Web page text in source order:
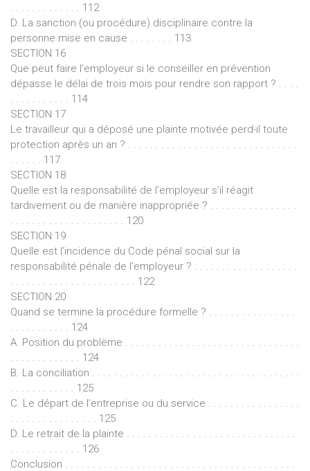
. . . . . . . . . . . . . 112
D. La sanction (ou procédure) disciplinaire contre la
personne mise en cause . . . . . . . . 113
SECTION 16
Que peut faire l’employeur si le conseiller en prévention
dépasse le délai de trois mois pour rendre son rapport ? . . . .
. . . . . . . . . . . 114
SECTION 17
Le travailleur qui a déposé une plainte motivée perd-il toute
protection après un an ? . . . . . . . . . . . . . . . . . . . . . . . . . . . . . . .
. . . . . . 117
SECTION 18
Quelle est la responsabilité de l’employeur s’il réagit
tardivement ou de manière inappropriée ? . . . . . . . . . . . . . . . .
. . . . . . . . . . . . . . . . . . . . . 120
SECTION 19
Quelle est l’incidence du Code pénal social sur la
responsabilité pénale de l’employeur ? . . . . . . . . . . . . . . . . . . .
. . . . . . . . . . . . . . . . . . . . . . . 122
SECTION 20
Quand se termine la procédure formelle ? . . . . . . . . . . . . . . . .
. . . . . . . . . . . 124
A. Position du problème . . . . . . . . . . . . . . . . . . . . . . . . . . . . . . . .
. . . . . . . . . . . . . 124
B. La conciliation . . . . . . . . . . . . . . . . . . . . . . . . . . . . . . . . . . . . . .
. . . . . . . . . . . . 125
C. Le départ de l’entreprise ou du service . . . . . . . . . . . . . . . . .
. . . . . . . . . . . . . . . . 125
D. Le retrait de la plainte . . . . . . . . . . . . . . . . . . . . . . . . . . . . . . .
. . . . . . . . . . . . . 126
Conclusion . . . . . . . . . . . . . . . . . . . . . . . . . . . . . . . . . . . . . . . . . .